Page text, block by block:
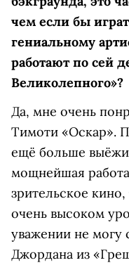
чем если бы
гениальному
работают по сей
Великолепного»?
Да, мне очень
Тимоти «Оскар».
ещё больше
мощнейшая
зрительское
очень высоком
уважении не могу
Джордана из